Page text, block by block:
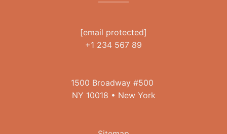
[email protected]
+1 234 567 89
1500 Broadway #500
NY 10018 • New York